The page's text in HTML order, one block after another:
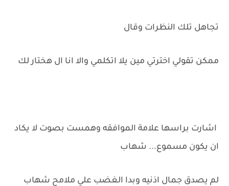
تجاهل تلك النظرات وقال
ممكن تقولي اخترتي مين يلا اتكلمي والا انا ال هختار لك
اشارت براسها علامة الموافقه وهمست بصوت لا يكاد
ان يكون مسموع... شهاب
لم يصدق جمال اذنيه وبدا الغضب علي ملامح شهاب